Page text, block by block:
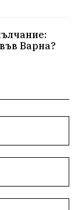
Варна?